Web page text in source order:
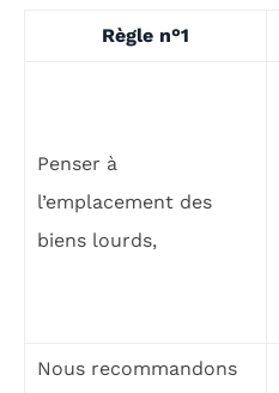
Règle n°1
Penser à
l’emplacement des
biens lourds,
Nous recommandons